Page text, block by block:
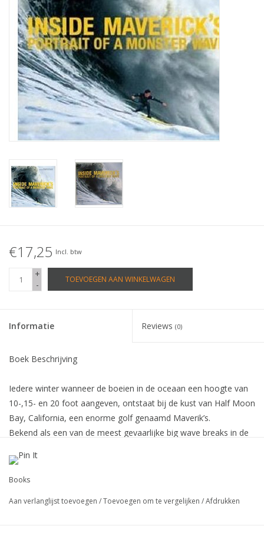
Accessories
Women
Sale
Merken
€17,25 Incl. btw
+
-
TOEVOEGEN AAN WINKELWAGEN
Informatie Reviews (0)
Boek Beschrijving
Iedere winter wanneer de boeien in de oceaan een hoogte van
10-,15- en 20 foot aangeven, ontstaat bij de kust van Half Moon
Bay, California, een enorme golf genaamd Maverik’s.
Bekend als een van de meest gevaarlijke big wave breaks in de
Het is een groots spektakel dat je tot voor nu alleen kon zien
met verrekijkers.
wave met ongelofelijke foto’s en verhalen van mensen die
Books
Aan verlanglijst toevoegen /Toevoegen om te vergelijken /Afdrukken